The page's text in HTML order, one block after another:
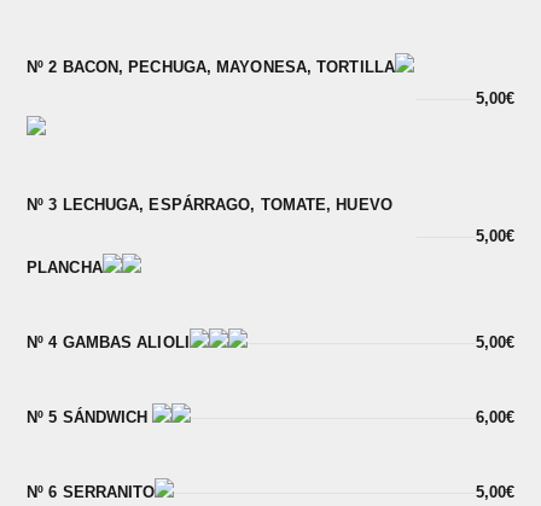
Nº 2 BACON, PECHUGA, MAYONESA, TORTILLA
5,00€
Nº 3 LECHUGA, ESPÁRRAGO, TOMATE, HUEVO
PLANCHA
5,00€
Nº 4 GAMBAS ALIOLI 5,00€
Nº 5 SÁNDWICH 6,00€
Nº 6 SERRANITO 5,00€